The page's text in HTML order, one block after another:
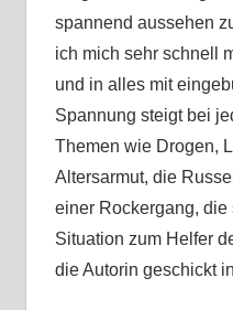
spannend aussehen
ich mich sehr schnell
und in alles mit
Spannung steigt bei
Themen wie Drogen,
Altersarmut, die
einer Rockergang,
Situation zum Helfer
die Autorin geschickt